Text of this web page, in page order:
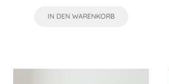
IN DEN WARENKORB